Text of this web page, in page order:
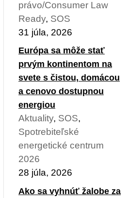
právo/Consumer Law
Ready, SOS
31 júla, 2026
Európa sa môže stať
prvým kontinentom na
svete s čistou, domácou
a cenovo dostupnou
energiou
Aktuality, SOS,
Spotrebiteľské
energetické centrum
2026
28 júla, 2026
Ako sa vyhnúť žalobe za